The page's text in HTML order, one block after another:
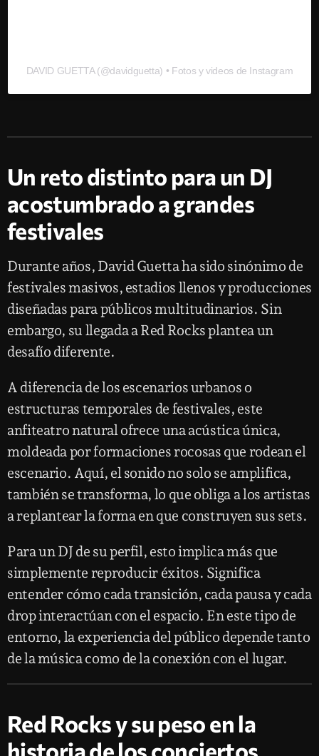
DAVID GUETTA(@davidguetta) • Fotos y videos de Instagram
Un reto distinto para un DJ
acostumbrado a grandes
festivales
Durante años, David Guetta ha sido sinónimo de
festivales masivos, estadios llenos y producciones
diseñadas para públicos multitudinarios. Sin
embargo, su llegada a Red Rocks plantea un
desafío diferente.
A diferencia de los escenarios urbanos o
estructuras temporales de festivales, este
anfiteatro natural ofrece una acústica única,
moldeada por formaciones rocosas que rodean el
escenario. Aquí, el sonido no solo se amplifica,
también se transforma, lo que obliga a los artistas
a replantear la forma en que construyen sus sets.
Para un DJ de su perfil, esto implica más que
simplemente reproducir éxitos. Significa
entender cómo cada transición, cada pausa y cada
drop interactúan con el espacio. En este tipo de
entorno, la experiencia del público depende tanto
de la música como de la conexión con el lugar.
Red Rocks y su peso en la